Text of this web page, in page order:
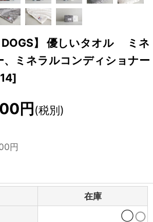
DOGS】 優しいタオル ミネ
、ミネラルコンディショナー
]
円(税別)
円
在庫
◯